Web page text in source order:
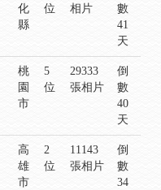
化
縣
位
相片
數
41
天
桃
園
市
5
位
29333
張相片
倒
數
40
天
高
雄
市
2
位
11143
張相片
倒
數
34